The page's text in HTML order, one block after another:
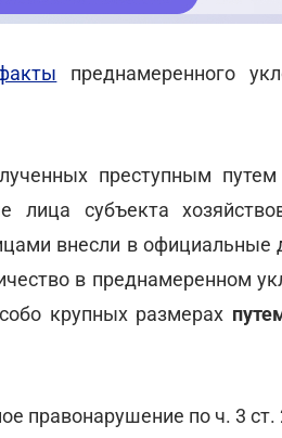
преднамеренного
преступным
лица субъекта
внесли в официальные
в преднамеренном
крупных размерах
правонарушение по ч. 3 ст.